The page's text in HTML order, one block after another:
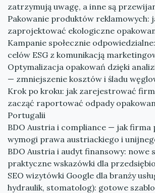
zatrzymują uwagę, a inne są
Pakowanie produktów reklamowych:
zaprojektować ekologiczne
Kampanie społecznie
celów ESG z komunikacją
Optymalizacja opakowań dzięki
— zmniejszenie kosztów i śladu
Krok po kroku: jak zarejestrować
zacząć raportować odpady
Portugalii
BDO Austria i compliance — jak firma
wymogi prawa austriackiego i
BDO Austria i audyt finansowy: nowe
praktyczne wskazówki dla
SEO wizytówki Google dla branży
hydraulik, stomatolog): gotowe